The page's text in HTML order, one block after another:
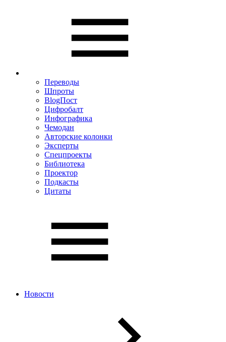
Переводы
Шпроты
BlogПост
Цифробалт
Инфографика
Чемодан
Авторские колонки
Эксперты
Спецпроекты
Библиотека
Проектор
Подкасты
Цитаты
Новости